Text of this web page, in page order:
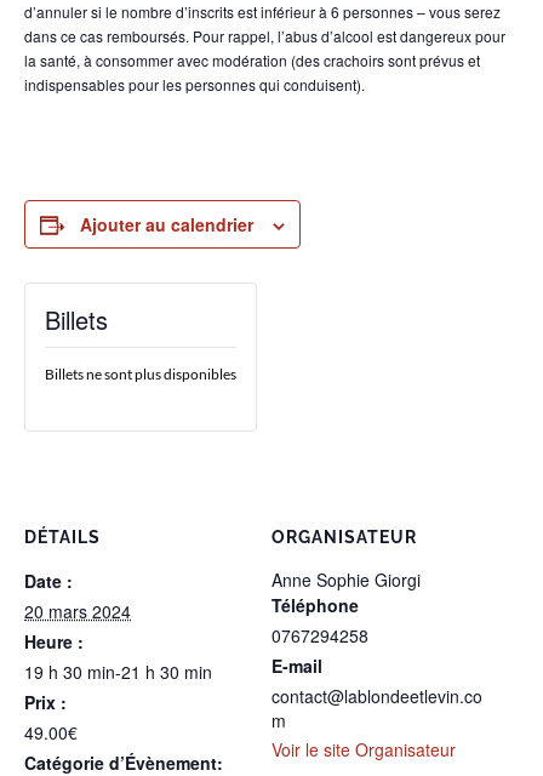
d’annuler si le nombre d’inscrits est inférieur à 6 personnes – vous serez
dans ce cas remboursés. Pour rappel, l’abus d’alcool est dangereux pour
la santé, à consommer avec modération (des crachoirs sont prévus et
indispensables pour les personnes qui conduisent).
Ajouter au calendrier
DÉTAILS
Date :
20 mars 2024
Heure :
19 h 30 min-21 h 30 min
Prix :
49.00€
Catégorie d’Évènement:
ORGANISATEUR
Anne Sophie Giorgi
Téléphone
0767294258
E-mail
contact@lablondeetlevin.co
m
Voir le site Organisateur
Billets
Billets ne sont plus disponibles